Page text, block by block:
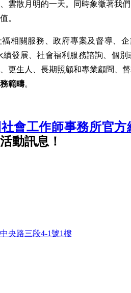
雲散月明的一天。同時象徵著我們
。
相關服務、政府專案及督導、
續發展、社會福利服務諮詢、個
更生人、長期照顧和專業顧問、
範疇。
會工作師事務所官方
動訊息！
央路三段4-1號1樓